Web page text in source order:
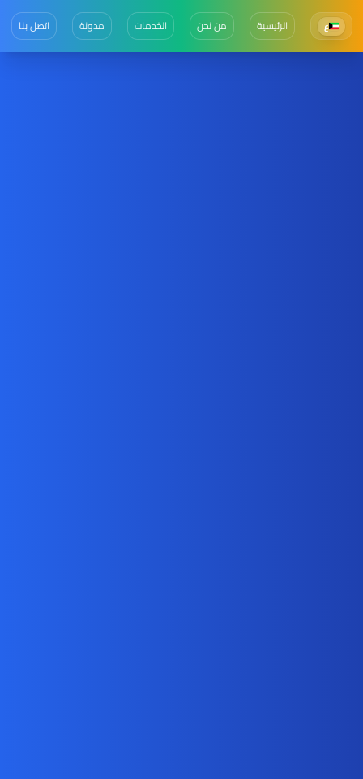
ع الرئيسية من نحن الخدمات مدونة اتصل بنا